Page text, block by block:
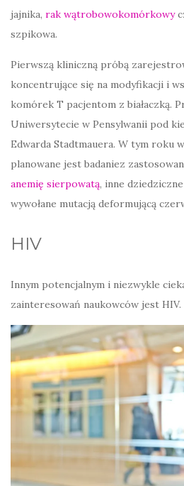
jajnika, rak wątrobowokomórkowy
szpikowa.
Pierwszą kliniczną próbą
koncentrujące się na modyfikacji i
komórek T pacjentom z białaczką.
Uniwersytecie w Pensylwanii pod
Edwarda Stadtmauera. W tym roku
planowane jest badaniez
anemię sierpowatą, inne
wywołane mutacją deformującą
HIV
Innym potencjalnym i niezwykle
zainteresowań naukowców jest HIV.